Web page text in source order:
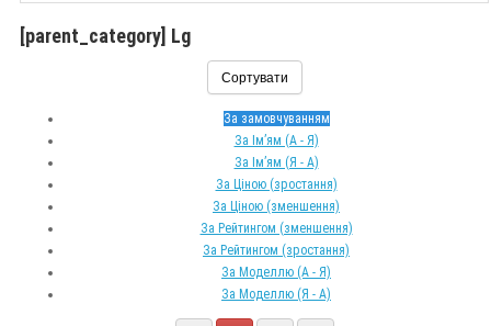
[parent_category] Lg
Сортувати
За замовчуванням
За Ім’ям (A - Я)
За Ім’ям (Я - A)
За Ціною (зростання)
За Ціною (зменшення)
За Рейтингом (зменшення)
За Рейтингом (зростання)
За Моделлю (A - Я)
За Моделлю (Я - A)